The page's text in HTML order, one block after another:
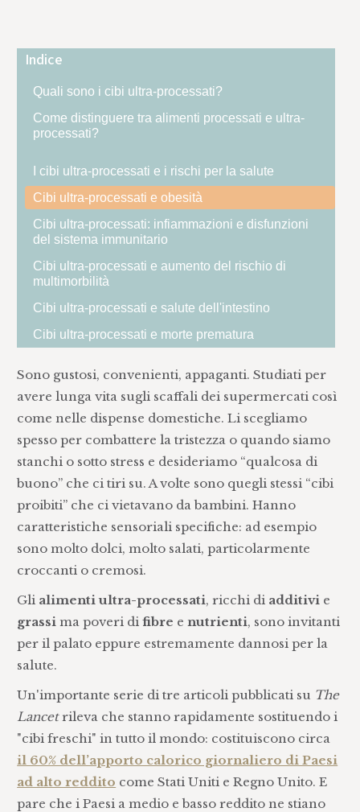
Indice
Quali sono i cibi ultra-processati?
Come distinguere tra alimenti processati e ultra-
processati?
I cibi ultra-processati e i rischi per la salute
Cibi ultra-processati e obesità
Cibi ultra-processati: infiammazioni e disfunzioni
del sistema immunitario
Cibi ultra-processati e aumento del rischio di
multimorbilità
Cibi ultra-processati e salute dell'intestino
Cibi ultra-processati e morte prematura
Sono gustosi, convenienti, appaganti. Studiati per
avere lunga vita sugli scaffali dei supermercati così
come nelle dispense domestiche. Li scegliamo
spesso per combattere la tristezza o quando siamo
stanchi o sotto stress e desideriamo “qualcosa di
buono” che ci tiri su. A volte sono quegli stessi “cibi
proibiti” che ci vietavano da bambini. Hanno
caratteristiche sensoriali specifiche: ad esempio
sono molto dolci, molto salati, particolarmente
croccanti o cremosi.
Gli alimenti ultra-processati, ricchi di additivi e
grassima poveri difibre e nutrienti, sono invitanti
per il palato eppure estremamente dannosi per la
salute.
Un'importante serie di tre articoli pubblicati su The
Lancetrileva che stanno rapidamente sostituendo i
"cibi freschi" in tutto il mondo: costituiscono circa
il 60% dell’apporto calorico giornaliero di Paesi
ad alto reddito come Stati Uniti e Regno Unito. E
pare che i Paesi a medio e basso reddito ne stiano